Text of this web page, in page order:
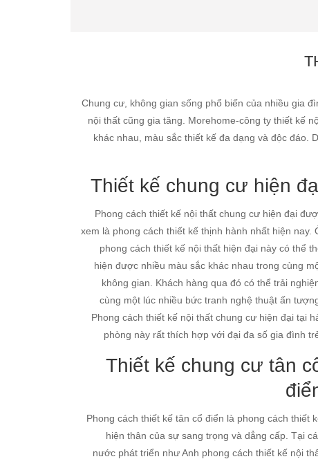
Chung cư, không gian sống phổ biến của nhiều gia
nội thất cũng gia tăng. Morehome-công ty thiết kế
khác nhau, màu sắc thiết kế đa dạng và độc đáo.
Thiết kế chung cư hiện
Phong cách thiết kế nội thất chung cư hiện đại
xem là phong cách thiết kế thịnh hành nhất hiện nay.
phong cách thiết kế nội thất hiện đại này có thể
hiện được nhiều màu sắc khác nhau trong cùng
không gian. Khách hàng qua đó có thể trải
cùng một lúc nhiều bức tranh nghệ thuật ấn
Phong cách thiết kế nội thất chung cư hiện đại tại
phòng này rất thích hợp với đại đa số gia đình
Thiết kế chung cư tân
Phong cách thiết kế tân cổ điển là phong cách thiết
hiện thân của sự sang trọng và dẳng cấp. Tại
nước phát triển như Anh phong cách thiết kế nội